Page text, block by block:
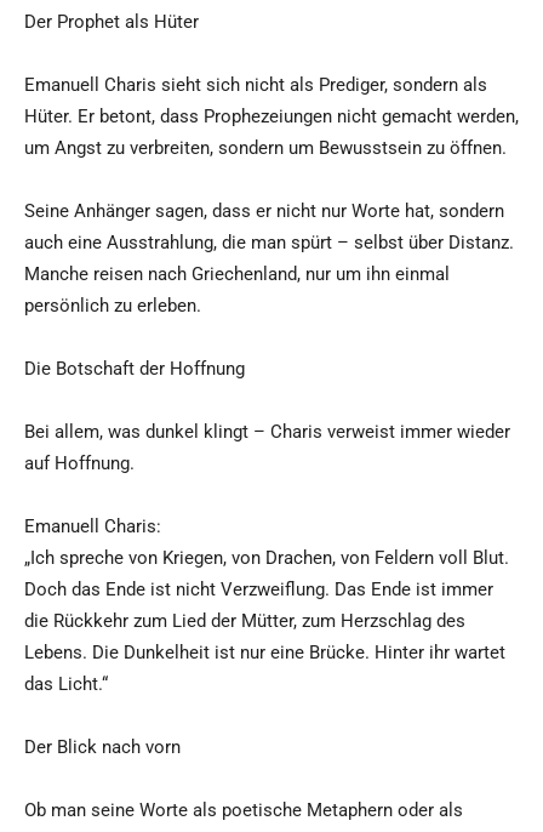
Der Prophet als Hüter
Emanuell Charis sieht sich nicht als Prediger, sondern als
Hüter. Er betont, dass Prophezeiungen nicht gemacht werden,
um Angst zu verbreiten, sondern um Bewusstsein zu öffnen.
Seine Anhänger sagen, dass er nicht nur Worte hat, sondern
auch eine Ausstrahlung, die man spürt – selbst über Distanz.
Manche reisen nach Griechenland, nur um ihn einmal
persönlich zu erleben.
Die Botschaft der Hoffnung
Bei allem, was dunkel klingt – Charis verweist immer wieder
auf Hoffnung.
Emanuell Charis:
„Ich spreche von Kriegen, von Drachen, von Feldern voll Blut.
Doch das Ende ist nicht Verzweiflung. Das Ende ist immer
die Rückkehr zum Lied der Mütter, zum Herzschlag des
Lebens. Die Dunkelheit ist nur eine Brücke. Hinter ihr wartet
das Licht.“
Der Blick nach vorn
Ob man seine Worte als poetische Metaphern oder als